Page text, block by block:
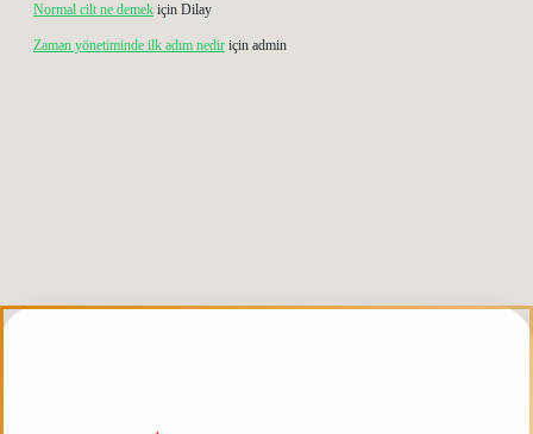
Normal cilt ne demek için Dilay
Zaman yönetiminde ilk adım nedir için admin
girişelexbett.nettulipbetgiris.org